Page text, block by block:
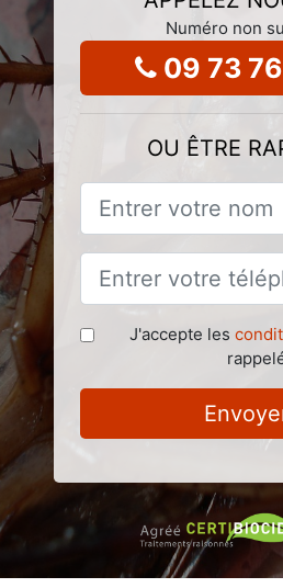
Numéro non
09 73 76
OU ÊTRE
J'accepte les